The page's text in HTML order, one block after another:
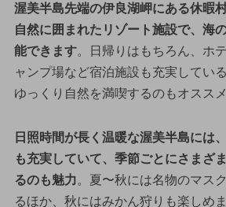
渥美半島先端の伊良湖岬にある休暇
自然に囲まれたリゾート施設で、海
能できます。日帰りはもちろん、ホ
ャンプ場など宿泊施設も充実してい
ゆっくり自然を満喫するのもオススメ
日照時間が長く温暖な渥美半島には
も充実していて、季節ごとにさまざ
るのも魅力。夏〜秋には名物のマス
るほか、秋にはみかん狩りも楽しめま